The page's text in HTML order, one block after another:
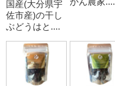
国産(大分県宇
佐市産)の干し
ぶどうはと....